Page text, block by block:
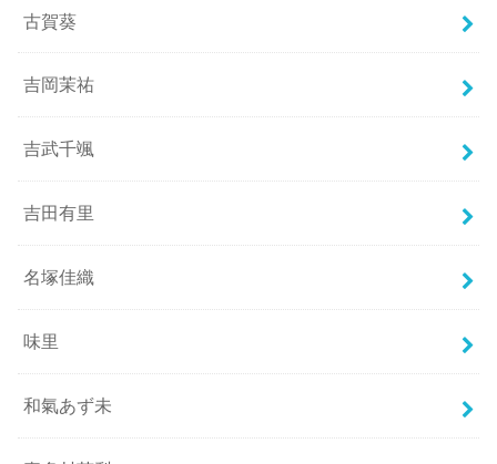
古賀葵
吉岡茉祐
吉武千颯
吉田有里
名塚佳織
味里
和氣あず未